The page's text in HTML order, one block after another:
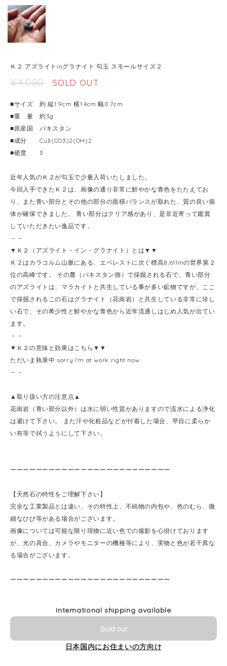
Ｋ２ アズライトinグラナイト 勾玉 スモールサイズ２
¥4,080 SOLD OUT
■サイズ 約 縦1.9cm 横1.4cm 幅0.7cm
■重 量 約3g
■原産国 パキスタン
■成分 Cu3(CO3)2(OH)2
■硬度 3
近年人気のＫ２が勾玉で少量入荷いたしました。
今回入手できたＫ２は、画像の通り非常に鮮やかな青色をたたえてお
り、また青い部分とその他の部分の面積バランスが取れた、質の良い個
体が確保できました。 青い部分はクリア感があり、是非近寄って鑑賞
していただきたい逸品です。
－－
▼Ｋ２（アズライト・イン・グラナイト）とは▼▼
Ｋ２はカラコルム山脈にある、エベレストに次ぐ標高8,611mの世界第２
位の高峰です。 その麓（パキスタン側）で採掘される石で、青い部分
のアズライトは、マラカイトと共生している事が多い鉱物ですが、ここ
で採掘されるこの石はグラナイト（花崗岩）と共生している非常に珍し
い石で、その希少性と鮮やかな青色から近年流通しはじめ人気が出てい
ます。
－－
▼Ｋ２の意味と効果はこちら▼▼
ただいま執筆中 sorry I'm at work right now.
－－
▲取り扱い方の注意点▲
花崗岩（青い部分以外）は水に弱い性質がありますので流水による浄化
は避けて下さい。 また汗や化粧品などが付着した場合、早目に柔らか
い布等で拭うようにして下さい。
ーーーーーーーーーーーーーーーーーーーーーーーーー
【天然石の特性をご理解下さい】
完全な工業製品とは違い、その特性上、不純物の内包や、色のむら、微
細なひび等がある場合がございます。
画像については可能な限り現物に近い色での撮影を心掛けております
が、光の具合、カメラやモニターの機種等により、実物と色が若干異な
る場合がございます。
ーーーーーーーーーーーーーーーーーーーーーーーーー
International shipping available
Sold out
日本国内にお住まいの方向け